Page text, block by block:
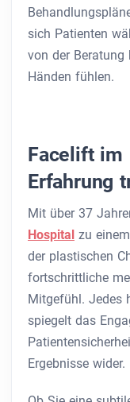
sich Patienten
von der
Händen fühlen.
Facelift im
Erfahrung
Mit über 37
Hospital zu
der plastischen
fortschrittliche
Mitgefühl. Jedes
spiegelt das
Ergebnisse wider.